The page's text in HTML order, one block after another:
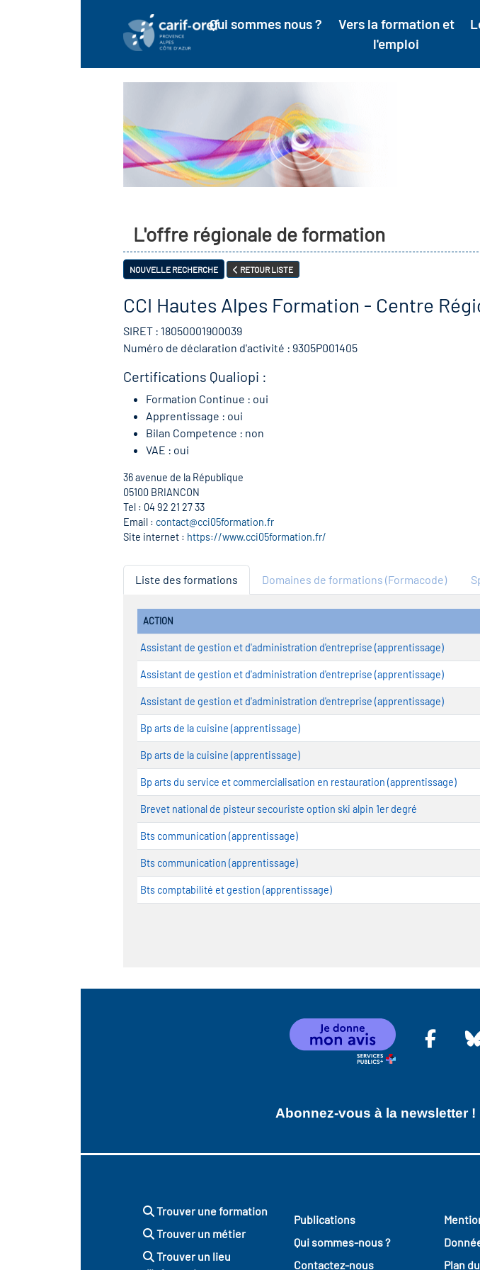
Qui sommes nous ?
Vers la formation et
l'emploi
L'offre régionale de formation
NOUVELLE RECHERCHE RETOUR LISTE
CCI Hautes Alpes Formation - Centre
SIRET : 18050001900039
Numéro de déclaration d'activité : 9305P001405
Certifications Qualiopi :
Formation Continue : oui
Apprentissage : oui
Bilan Competence : non
VAE : oui
36 avenue de la République
05100 BRIANCON
Tel : 04 92 21 27 33
Email : contact@cci05formation.fr
Site internet : https://www.cci05formation.fr/
Liste des formations Domaines de formations (Formacode)
ACTION
Assistant de gestion et d'administration d'entreprise (apprentissage)
Assistant de gestion et d'administration d'entreprise (apprentissage)
Assistant de gestion et d'administration d'entreprise (apprentissage)
Bp arts de la cuisine (apprentissage)
Bp arts de la cuisine (apprentissage)
Bp arts du service et commercialisation en restauration (apprentissage)
Brevet national de pisteur secouriste option ski alpin 1er degré
Bts communication (apprentissage)
Bts communication (apprentissage)
Bts comptabilité et gestion (apprentissage)
Abonnez-vous à la newsletter !
Trouver une formation
Trouver un métier
Trouver un lieu
Publications
Qui sommes-nous ?
Contactez-nous
Plan